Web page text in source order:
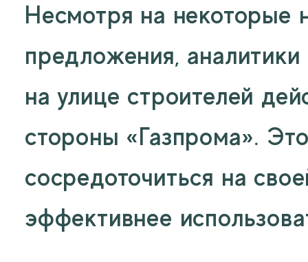
Несмотря на некоторые
предложения,
на улице строителей
стороны «Газпрома».
сосредоточиться на
эффективнее